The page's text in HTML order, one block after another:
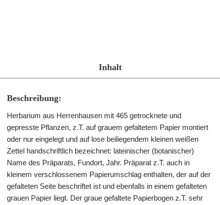
Inhalt
Beschreibung:
Herbarium aus Herrenhausen mit 465 getrocknete und
gepresste Pflanzen, z.T. auf grauem gefaltetem Papier montiert
oder nur eingelegt und auf lose beiliegendem kleinen weißen
Zettel handschriftlich bezeichnet: lateinischer (botanischer)
Name des Präparats, Fundort, Jahr. Präparat z.T. auch in
kleinem verschlossenem Papierumschlag enthalten, der auf der
gefalteten Seite beschriftet ist und ebenfalls in einem gefalteten
grauen Papier liegt. Der graue gefaltete Papierbogen z.T. sehr